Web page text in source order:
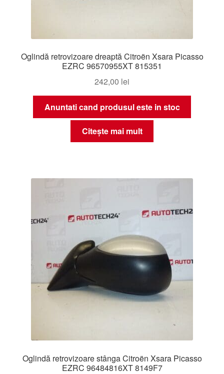
Oglindă retrovizoare dreaptă Citroën Xsara Picasso
EZRC 96570955XT 815351
242,00 lei
Anuntati cand produsul este in stoc
Citește mai mult
Oglindă retrovizoare stânga Citroën Xsara Picasso
EZRC 96484816XT 8149F7